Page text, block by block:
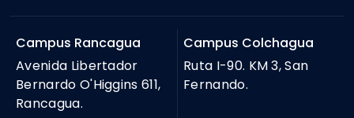
Campus Rancagua
Avenida Libertador
Bernardo O'Higgins 611,
Rancagua.
Campus Colchagua
Ruta I-90. KM 3, San
Fernando.